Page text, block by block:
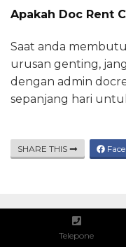
Apakah Doc Rent
Saat anda
urusan genting,
dengan admin
sepanjang hari
SHARE THIS
Rental Mobil
Telepone